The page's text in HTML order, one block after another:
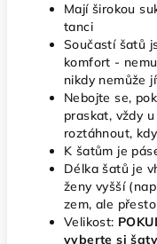
Mají širokou
tanci
Součastí šatů
komfort -
nikdy nemůže
Nebojte se,
praskat, vždy
roztáhnout,
K šatům je
Délka šatů je
ženy vyšší
zem, ale
Velikost:
vyberte si